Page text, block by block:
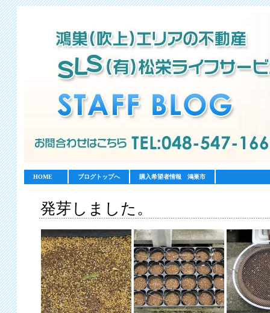
HOME ブログトップへ 購入希望者情報 鴻巣市
発芽しました。